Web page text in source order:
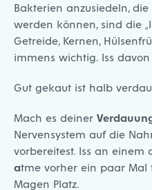
Bakterien anzusiedeln,
werden können, sind die
Getreide, Kernen,
immens wichtig. Iss
Gut gekaut ist halb
Mach es deiner
Nervensystem auf die
vorbereitest. Iss an einem
atme vorher ein paar Mal
Magen Platz.